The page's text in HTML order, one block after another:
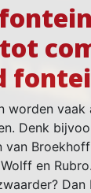
worden vaak
Denk
van
en
Dan